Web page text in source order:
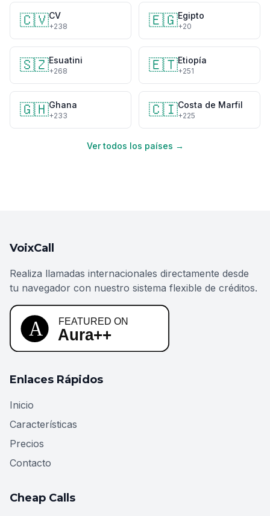
🇨🇻CV
+238 🇪🇬Egipto
+20
🇸🇿Esuatini
+268 🇪🇹Etiopía
+251
🇬🇭Ghana
+233 🇨🇮Costa de Marfil
+225
Ver todos los países →
VoixCall
Realiza llamadas internacionales directamente desde
tu navegador con nuestro sistema flexible de créditos.
Enlaces Rápidos
Inicio
Características
Precios
Contacto
Cheap Calls